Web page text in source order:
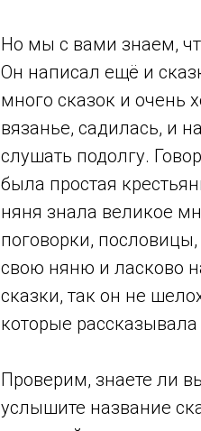
Но мы с вами знаем,
Он написал ещё и
много сказок и очень
вязанье, садилась, и
слушать подолгу.
была простая
няня знала великое
поговорки,
свою няню и ласково
сказки, так он не
которые
Проверим, знаете ли
услышите название